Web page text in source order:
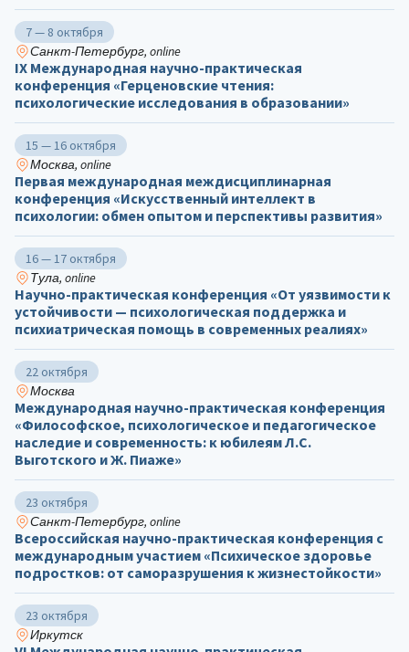
7 — 8 октября
Санкт-Петербург, online
IX Международная научно-практическая
конференция «Герценовские чтения:
психологические исследования в образовании»
15 — 16 октября
Москва, online
Первая международная междисциплинарная
конференция «Искусственный интеллект в
психологии: обмен опытом и перспективы развития»
16 — 17 октября
Тула, online
Научно-практическая конференция «От уязвимости к
устойчивости — психологическая поддержка и
психиатрическая помощь в современных реалиях»
22 октября
Москва
Международная научно-практическая конференция
«Философское, психологическое и педагогическое
наследие и современность: к юбилеям Л.С.
Выготского и Ж. Пиаже»
23 октября
Санкт-Петербург, online
Всероссийская научно-практическая конференция с
международным участием «Психическое здоровье
подростков: от саморазрушения к жизнестойкости»
23 октября
Иркутск